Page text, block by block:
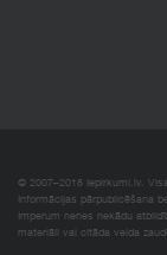
© 2007–2018 Iepirkumi.lv.
Informācijas pārpublicēšana
Imperum nenes nekādu
materiāli vai citāda veida